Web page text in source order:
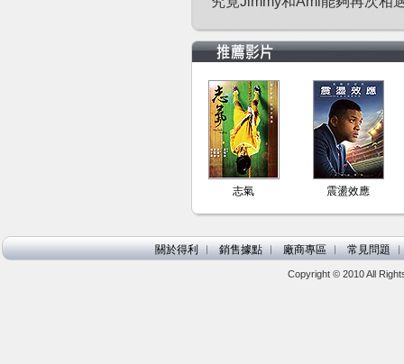
志氣 震盪效應
關於得利 ︱ 銷售據點 ︱ 廠商專區 ︱ 常見問題
Copyright © 2010 All